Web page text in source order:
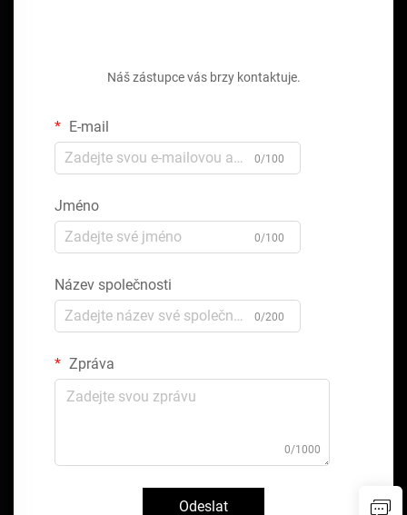
Náš zástupce vás brzy kontaktuje.
E-mail
0/100
Jméno
0/100
Název společnosti
0/200
Zpráva
0/1000
Odeslat